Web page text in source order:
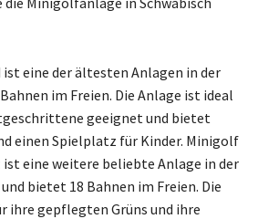
eine der ältesten Anlagen in der
im Freien. Die Anlage ist ideal
geeignet und bietet
einen Spielplatz für Kinder. Minigolf
ist eine weitere beliebte Anlage in der
bietet 18 Bahnen im Freien. Die
ihre gepflegten Grüns und ihre